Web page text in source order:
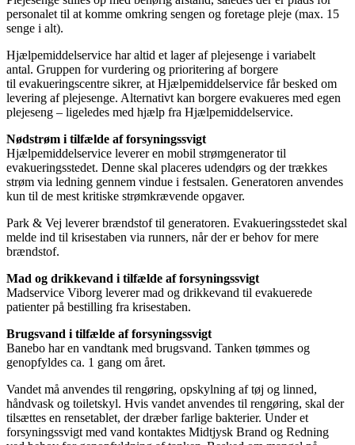
personalet til at komme omkring sengen og foretage pleje (max. 15
senge i alt).
Hjælpemiddelservice har altid et lager af plejesenge i variabelt
antal. Gruppen for vurdering og prioritering af borgere
til evakueringscentre sikrer, at Hjælpemiddelservice får besked om
levering afplejesenge. Alternativt kan borgere evakueres med egen
plejeseng – ligeledes med hjælp fra Hjælpemiddelservice.
Nødstrøm i tilfælde af forsyningssvigt
Hjælpemiddelservice leverer en mobil strømgenerator til
evakueringsstedet. Denne skal placeres udendørs og der trækkes
strøm via ledning gennem vindue i festsalen. Generatoren anvendes
kun til de mest kritiske strømkrævende opgaver.
Park & Vej leverer brændstof til generatoren. Evakueringsstedet skal
melde ind til krisestaben via runners, når der er behov for mere
brændstof.
Mad og drikkevand i tilfælde af forsyningssvigt
Madservice Viborg leverer mad og drikkevand til evakuerede
patienter på bestilling fra krisestaben.
Brugsvand i tilfælde af forsyningssvigt
Banebo har en vandtank med brugsvand. Tanken tømmes og
genopfyldes ca. 1 gang om året.
Vandet må anvendes til rengøring, opskylning af tøj og linned,
håndvask og toiletskyl. Hvis vandet anvendes til rengøring, skal der
tilsættes en rensetablet, der dræber farlige bakterier. Under et
forsyningssvigt med vand kontaktes Midtjysk Brand og Redning